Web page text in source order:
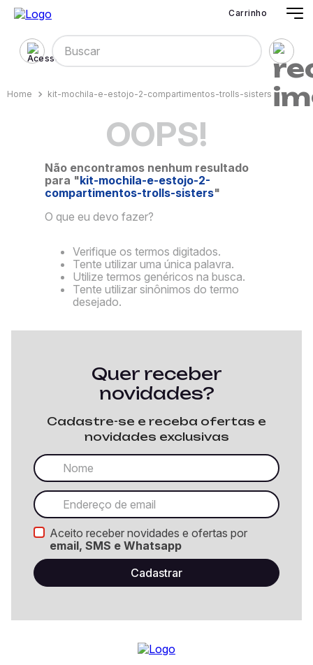
Carrinho
Buscar
kit-mochila-e-estojo-2-compartimentos-trolls-sisters
OOPS!
Não encontramos nenhum resultado
para "kit-mochila-e-estojo-2-
compartimentos-trolls-sisters"
O que eu devo fazer?
Verifique os termos digitados.
Tente utilizar uma única palavra.
Utilize termos genéricos na busca.
Tente utilizar sinônimos do termo
desejado.
Quer receber
novidades?
Cadastre-se e receba ofertas e
novidades exclusivas
Aceito receber novidades e ofertas por
email, SMS e Whatsapp